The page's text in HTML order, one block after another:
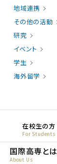
地域連携
その他の活動
研究
イベント
学生
海外留学
For Students
在校生の方
About Us
国際高専とは